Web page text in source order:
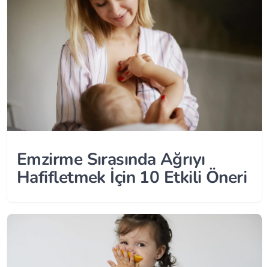
Emzirme Sırasında Ağrıyı
Hafifletmek İçin 10 Etkili Öneri